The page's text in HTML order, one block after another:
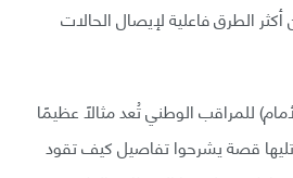
أكثر الطرق فاعلية لإيصال الحالات
للمراقب الوطني تُعد مثالًا عظيمًا
تليها قصة يشرحوا تفاصيل كيف تقود